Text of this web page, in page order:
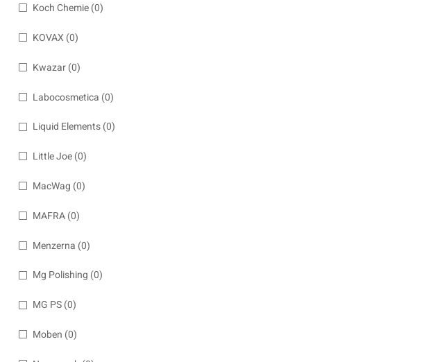
Koch Chemie(0)
KOVAX (0)
Kwazar(0)
Labocosmetica (0)
Liquid Elements(0)
Little Joe(0)
MacWag (0)
MAFRA(0)
Menzerna (0)
Mg Polishing (0)
MG PS(0)
Moben (0)